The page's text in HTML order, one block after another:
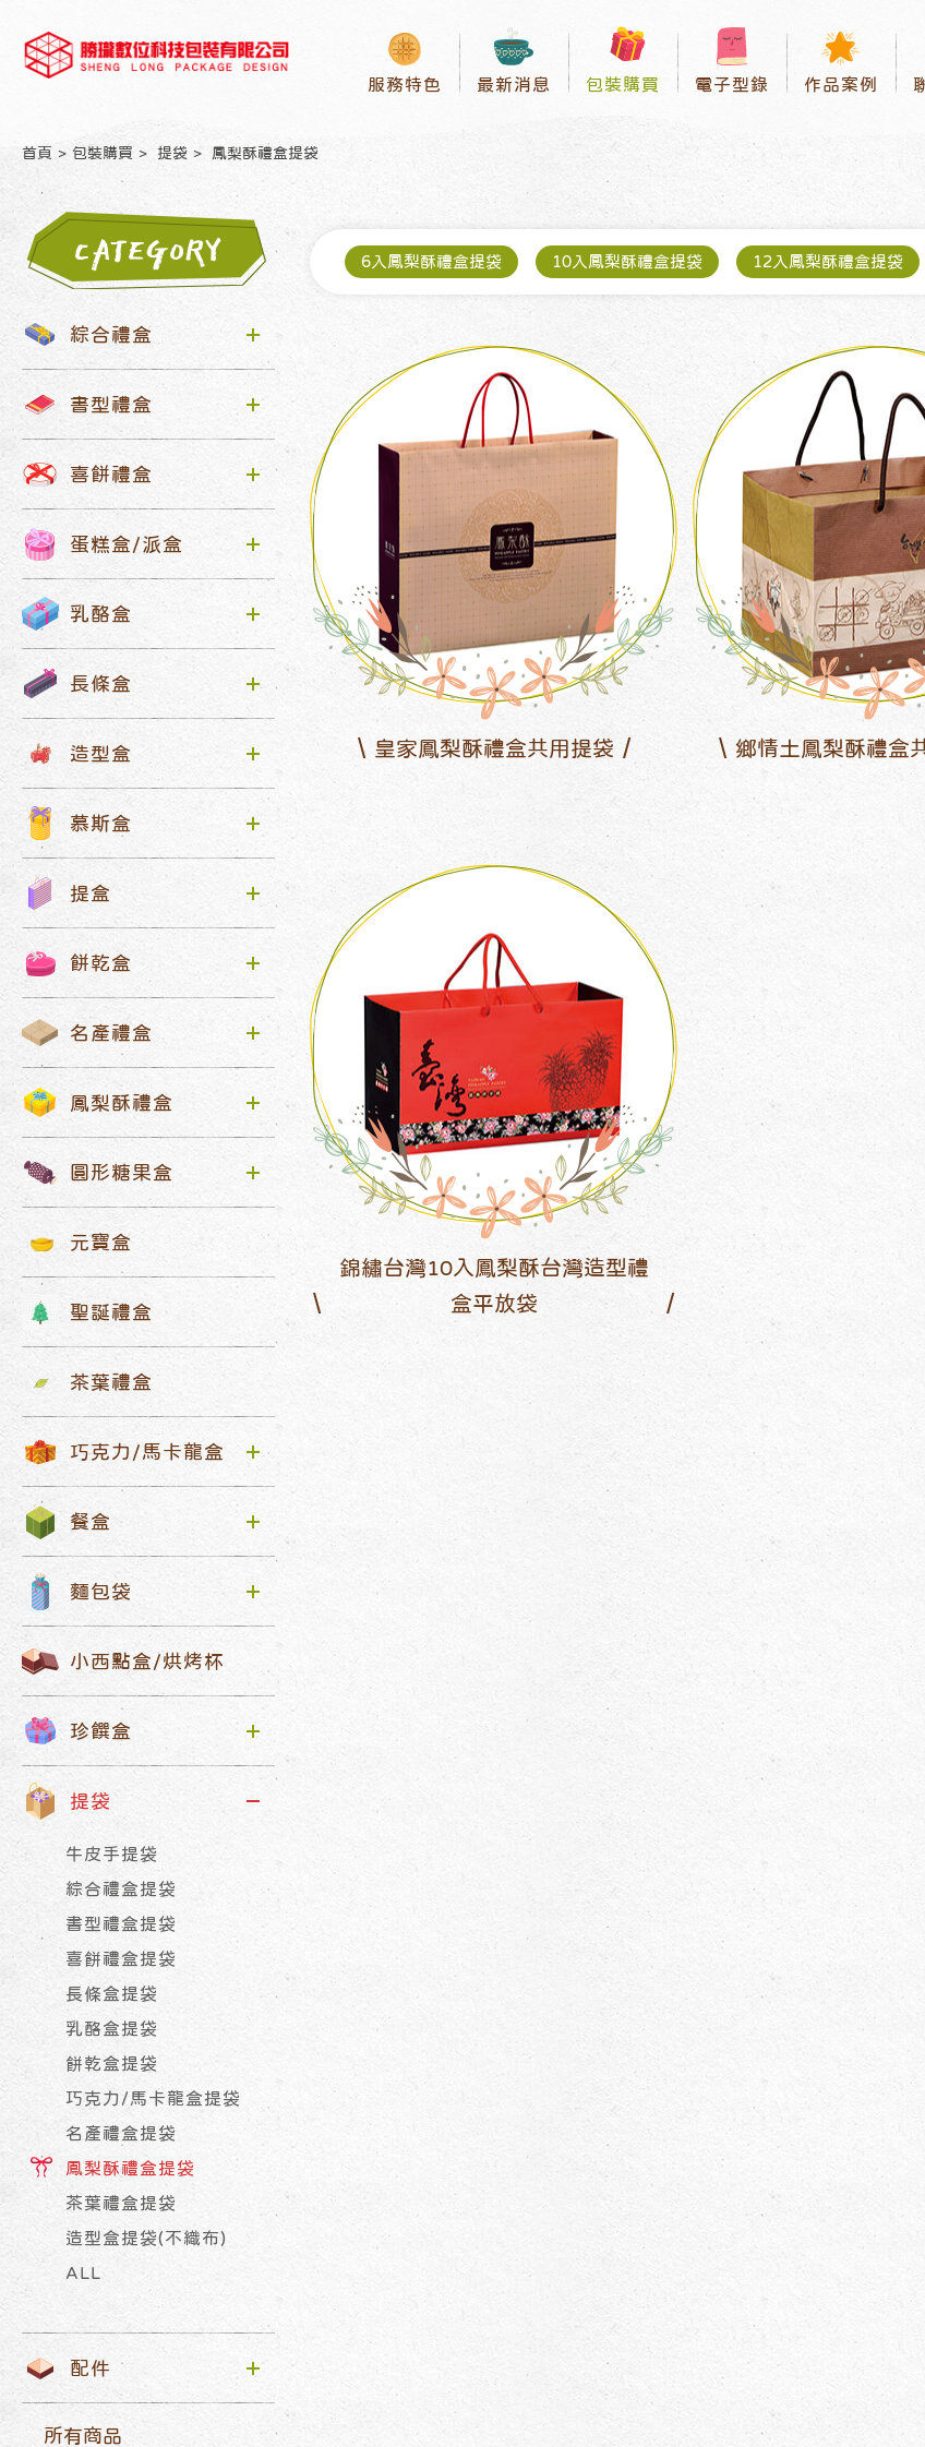
服務特色 最新消息 包裝購買 電子型錄 作品案例
首頁 包裝購買 提袋 鳳梨酥禮盒提袋
CATEGORY
綜合禮盒
書型禮盒
喜餅禮盒
蛋糕盒/派盒
乳酪盒
長條盒
造型盒
慕斯盒
提盒
餅乾盒
名產禮盒
鳳梨酥禮盒
圓形糖果盒
元寶盒
聖誕禮盒
茶葉禮盒
巧克力/馬卡龍盒
餐盒
麵包袋
小西點盒/烘烤杯
珍饌盒
提袋
牛皮手提袋
綜合禮盒提袋
書型禮盒提袋
喜餅禮盒提袋
長條盒提袋
乳酪盒提袋
餅乾盒提袋
巧克力/馬卡龍盒提袋
名產禮盒提袋
鳳梨酥禮盒提袋
茶葉禮盒提袋
造型盒提袋(不織布)
ALL
配件
所有商品
6入鳳梨酥禮盒提袋 10入鳳梨酥禮盒提袋 12入鳳梨酥禮盒提袋
皇家鳳梨酥禮盒共用提袋 鄉情土鳳梨酥禮盒
錦繡台灣10入鳳梨酥台灣造型禮
盒平放袋